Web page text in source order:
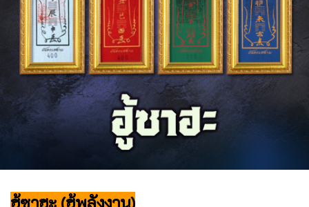
ฮู้ซาฮะ (ฮู้พลังงาน)